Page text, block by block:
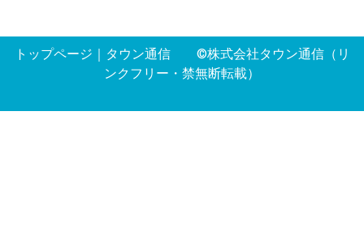
トップページ ｜ タウン通信©株式会社タウン通信（リ
ンクフリー・禁無断転載）